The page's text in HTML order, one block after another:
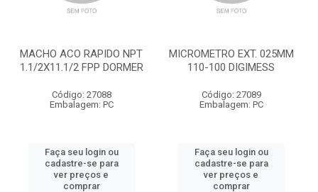
MACHO ACO RAPIDO NPT
1.1/2X11.1/2 FPP DORMER
Código: 27088
Embalagem: PC
Faça seu login ou
cadastre-se para
ver preços e
comprar
MICROMETRO EXT. 025MM
110-100 DIGIMESS
Código: 27089
Embalagem: PC
Faça seu login ou
cadastre-se para
ver preços e
comprar